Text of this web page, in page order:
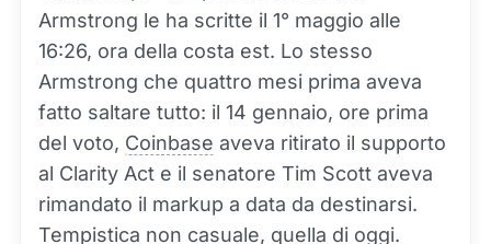
Armstrong le ha scritte il 1° maggio alle
16:26, ora della costa est. Lo stesso
Armstrong che quattro mesi prima aveva
fatto saltare tutto: il 14 gennaio, ore prima
del voto, Coinbase aveva ritirato il supporto
al Clarity Act e il senatore Tim Scott aveva
rimandato il markup a data da destinarsi.
Tempistica non casuale, quella di oggi.